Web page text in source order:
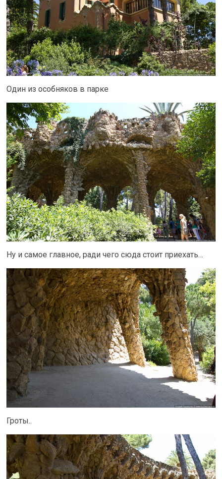
Один из особняков в парке
Ну и самое главное, ради чего сюда стоит приехать…
Гроты..